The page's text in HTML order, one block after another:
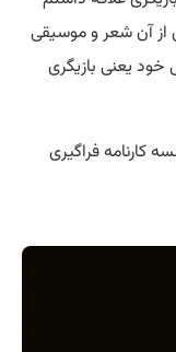
آن شعر و موسیقی
خود یعنی بازیگری
کارنامه فراگیری